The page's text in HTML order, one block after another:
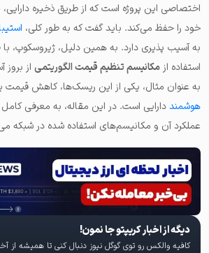
اختصاصی این پروژه است که از طریق ذخیره
خود را حفظ می‌کند. باید گفت که به طور کلی،
به آسیب پذیری دارد. به همین دلیل، ژیروسکوپ،
استفاده از مکانیسم تنظیم قیمت الگوریتمی از
به عنوان مثال، یکی از این ریسک‌ها، کاهش قیمت
هوشمند
عملکرد آن و مکانیسم‌های استفاده شده در شبکه
دیگه از اخبار کریپتو جا نمون!
کافیه والکس رو توی گوگل نیوز دنبال کنی تا همیشه از